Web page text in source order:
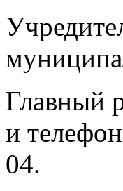
Главный
и
04.